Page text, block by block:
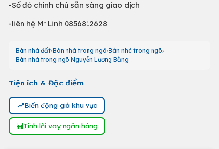
-Sổ đỏ chính chủ sẵn sàng giao dịch
-liên hệ Mr Linh 0856812628
Bán nhà đất Bán nhà trong ngõ Bán nhà trong ngõ
Bán nhà trong ngõ Nguyễn Lương Bằng
Tiện ích & Đặc điểm
Biến động giá khu vực
Tính lãi vay ngân hàng